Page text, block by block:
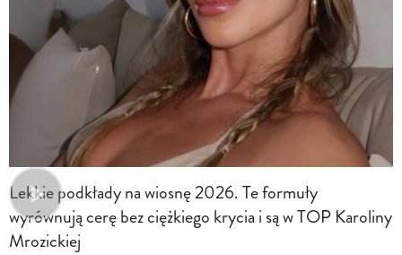
Lekkie podkłady na wiosnę 2026. Te formuły
wyrównują cerę bez ciężkiego krycia i są w TOP Karoliny
Mrozickiej